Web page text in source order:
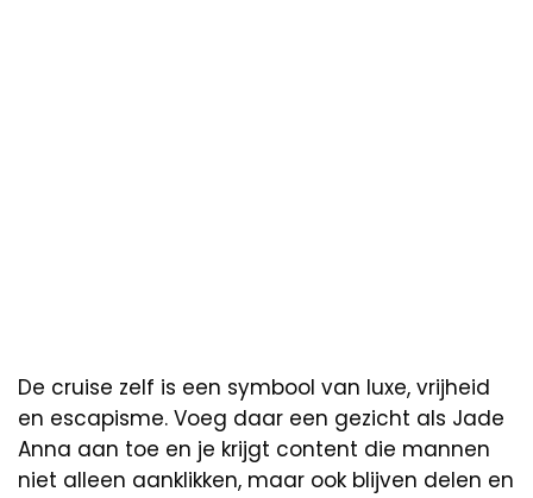
De cruise zelf is een symbool van luxe, vrijheid
en escapisme. Voeg daar een gezicht als Jade
Anna aan toe en je krijgt content die mannen
niet alleen aanklikken, maar ook blijven delen en